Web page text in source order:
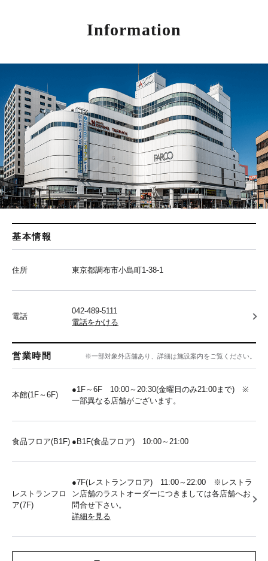
Information
基本情報
住所 東京都調布市小島町1-38-1
電話
042-489-5111
電話をかける
営業時間 ※一部対象外店舗あり、詳細は施設案内をご覧ください。
本館(1F～6F)
●1F～6F 10:00～20:30(金曜日のみ21:00まで) ※
一部異なる店舗がございます。
食品フロア(B1F) ●B1F(食品フロア) 10:00～21:00
レストランフロ
ア(7F)
●7F(レストランフロア) 11:00～22:00 ※レストラ
ン店舗のラストオーダーにつきましては各店舗へお
問合せ下さい。
詳細を見る